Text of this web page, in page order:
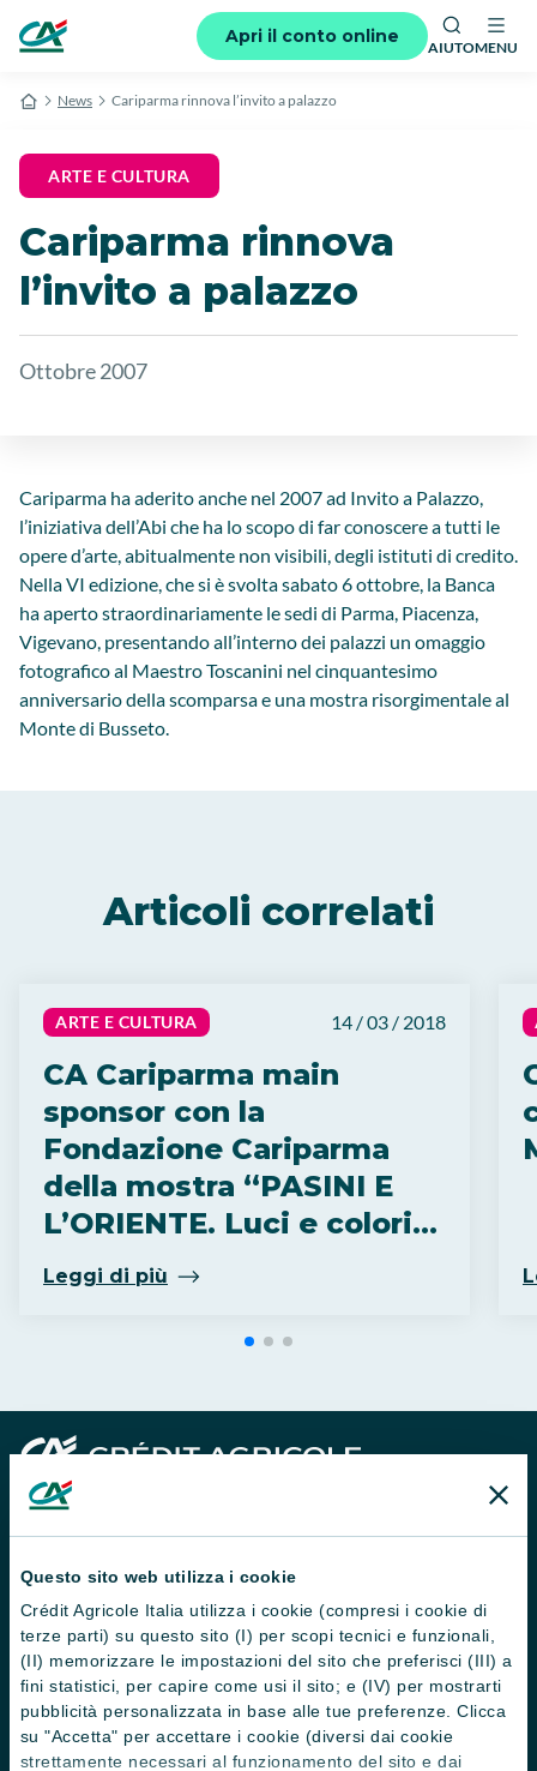
Questo sito web utilizza i cookie
Crédit Agricole Italia utilizza i cookie (compresi i cookie di
terze parti) su questo sito (I) per scopi tecnici e funzionali,
(II) memorizzare le impostazioni del sito che preferisci (III) a
fini statistici, per capire come usi il sito; e (IV) per mostrarti
pubblicità personalizzata in base alle tue preferenze. Clicca
su "Accetta" per accettare i cookie (diversi dai cookie
strettamente necessari al funzionamento del sito e dai
Apri il conto online
AIUTOMENU
News Cariparma rinnova l’invito a palazzo
ARTE E CULTURA
Cariparma rinnova
l’invito a palazzo
Ottobre 2007
Cariparma ha aderito anche nel 2007 ad Invito a Palazzo,
l’iniziativa dell’Abi che ha lo scopo di far conoscere a tutti le
opere d’arte, abitualmente non visibili, degli istituti di credito.
Nella VI edizione, che si è svolta sabato 6 ottobre, la Banca
ha aperto straordinariamente le sedi di Parma, Piacenza,
Vigevano, presentando all’interno dei palazzi un omaggio
fotografico al Maestro Toscanini nel cinquantesimo
anniversario della scomparsa e una mostra risorgimentale al
Monte di Busseto.
Articoli correlati
ARTE E CULTURA 14 / 03 / 2018
CA Cariparma main
sponsor con la
Fondazione Cariparma
della mostra “PASINI E
L’ORIENTE. Luci e colori
di terre lontane” alla
Fondazione Magnani
Leggi di più
Il Gruppo
Trova filiali